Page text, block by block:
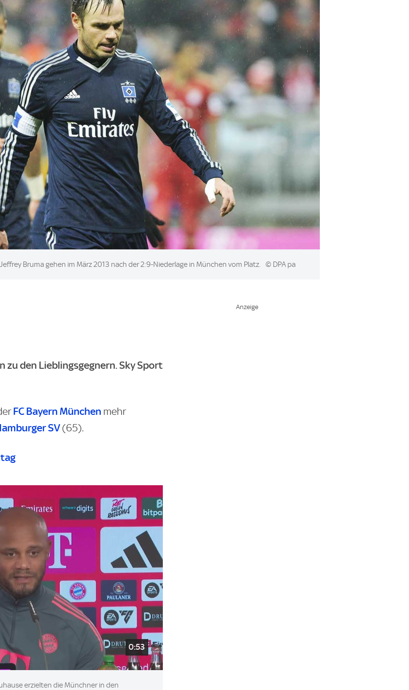
Bruma gehen im März 2013 nach der 2:9-Niederlage in München vom Platz. © DPA pa
zu den Lieblingsgegnern. Sky Sport
FC Bayern München mehr
SV (65).
0:53
erzielten die Münchner in den